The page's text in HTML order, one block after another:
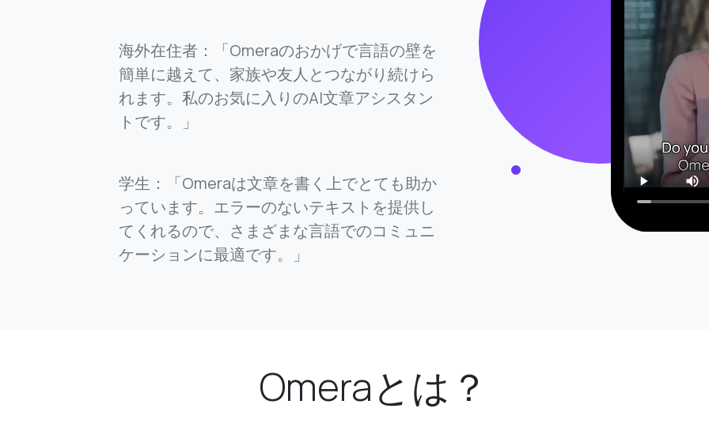
海外在住者：「Omeraのおかげで言語の壁を
簡単に越えて、家族や友人とつながり続けら
れます。私のお気に入りのAI文章アシスタン
トです。」
学生：「Omeraは文章を書く上でとても助か
っています。エラーのないテキストを提供し
てくれるので、さまざまな言語でのコミュニ
ケーションに最適です。」
Omeraとは？